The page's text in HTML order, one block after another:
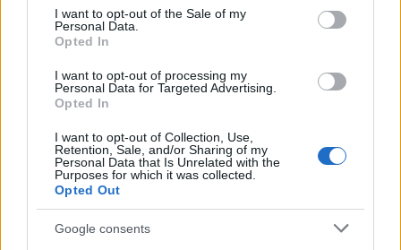
consent section.
I want to opt-out of the Sale of my
Personal Data.
Opted In
I want to opt-out of processing my
Personal Data for Targeted Advertising.
Opted In
I want to opt-out of Collection, Use,
Retention, Sale, and/or Sharing of my
Personal Data that Is Unrelated with the
Purposes for which it was collected.
Opted Out
Google consents
Condividi l'articolo
F
a
ce
b
o
o
k
T
w
it
te
r
n
re
st
h
s
A
p
h
re
Prossimo articolo
NOTIZIE RECENTI